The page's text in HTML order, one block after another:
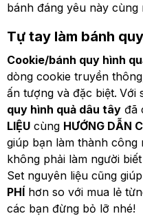
bánh đáng yêu này cùng
Tự tay làm bánh
Cookie/bánh quy hình
dòng cookie truyền
ấn tượng và đặc biệt. Với
quy hình quả dâu tây đã
LIỆU cùng HƯỚNG DẪN
giúp bạn làm thành công
không phải làm người
Set nguyên liệu cũng
PHÍ hơn so với mua lẻ
các bạn đừng bỏ lỡ nhé!